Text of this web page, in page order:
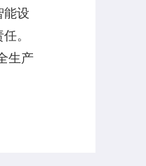
能设
。
生产